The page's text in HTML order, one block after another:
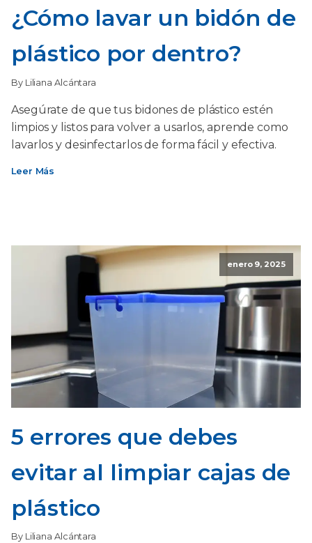
¿Cómo lavar un bidón de
plástico por dentro?
By Liliana Alcántara
Asegúrate de que tus bidones de plástico estén
limpios y listos para volver a usarlos, aprende como
lavarlos y desinfectarlos de forma fácil y efectiva.
Leer Más
enero 9, 2025
5 errores que debes
evitar al limpiar cajas de
plástico
By Liliana Alcántara